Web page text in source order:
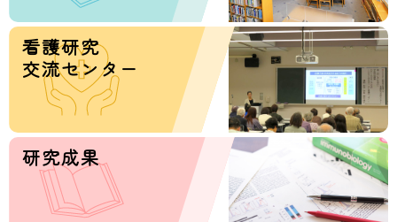
看護研究
交流センター
研究成果